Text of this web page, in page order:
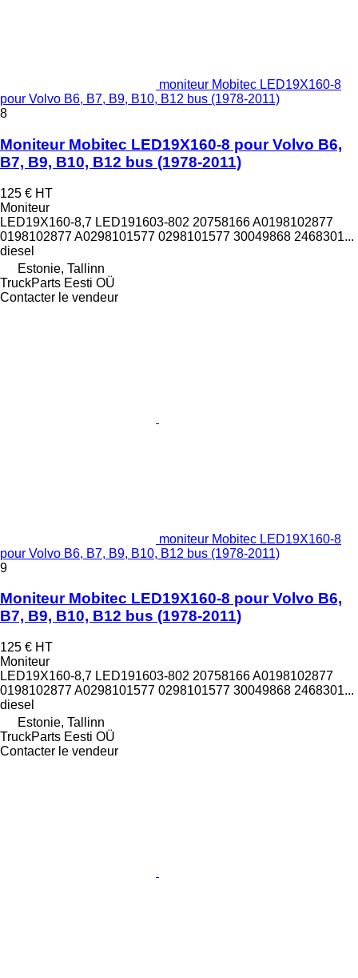
moniteur Mobitec LED19X160-8
pour Volvo B6, B7, B9, B10, B12 bus (1978-2011)
8
Moniteur Mobitec LED19X160-8 pour Volvo B6,
B7, B9, B10, B12 bus (1978-2011)
125 € HT
Moniteur
LED19X160-8,7 LED191603-802 20758166 A0198102877
0198102877 A0298101577 0298101577 30049868 2468301...
diesel
Estonie, Tallinn
TruckParts Eesti OÜ
Contacter le vendeur
moniteur Mobitec LED19X160-8
pour Volvo B6, B7, B9, B10, B12 bus (1978-2011)
9
Moniteur Mobitec LED19X160-8 pour Volvo B6,
B7, B9, B10, B12 bus (1978-2011)
125 € HT
Moniteur
LED19X160-8,7 LED191603-802 20758166 A0198102877
0198102877 A0298101577 0298101577 30049868 2468301...
diesel
Estonie, Tallinn
TruckParts Eesti OÜ
Contacter le vendeur